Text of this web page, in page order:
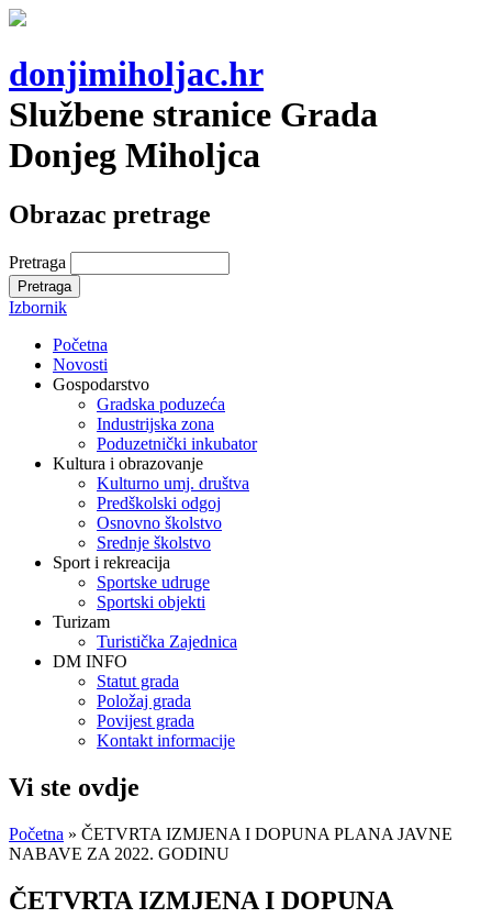
donjimiholjac.hr
Službene stranice Grada
Donjeg Miholjca
Obrazac pretrage
Pretraga
Izbornik
Početna
Novosti
Gospodarstvo
Gradska poduzeća
Industrijska zona
Poduzetnički inkubator
Kultura i obrazovanje
Kulturno umj. društva
Predškolski odgoj
Osnovno školstvo
Srednje školstvo
Sport i rekreacija
Sportske udruge
Sportski objekti
Turizam
Turistička Zajednica
DM INFO
Statut grada
Položaj grada
Povijest grada
Kontakt informacije
Vi ste ovdje
Početna » ČETVRTA IZMJENA I DOPUNA PLANA JAVNE
NABAVE ZA 2022. GODINU
ČETVRTA IZMJENA I DOPUNA